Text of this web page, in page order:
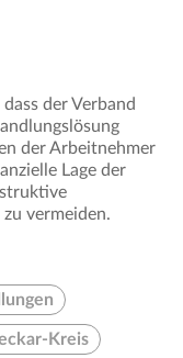
der Verband
der Arbeitnehmer
Lage der
zu vermeiden.
Kreis